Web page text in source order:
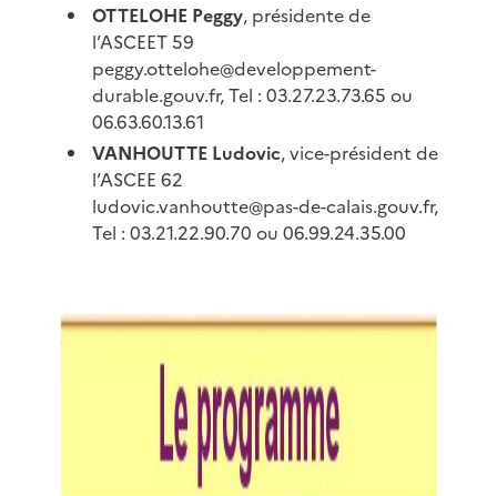
OTTELOHE Peggy, présidente de
l’ASCEET 59
peggy.ottelohe@developpement-
durable.gouv.fr, Tel : 03.27.23.73.65 ou
06.63.60.13.61
VANHOUTTE Ludovic, vice-président de
l’ASCEE 62
ludovic.vanhoutte@pas-de-calais.gouv.fr,
Tel : 03.21.22.90.70 ou 06.99.24.35.00